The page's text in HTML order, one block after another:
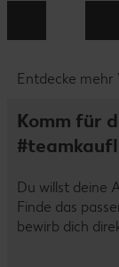
Entdecke mehr
Komm für
Du willst deine
Finde das
bewirb dich